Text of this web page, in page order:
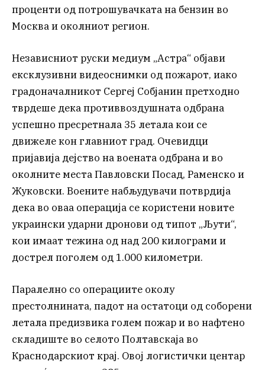
проценти од потрошувачката на бензин во
Москва и околниот регион.
Независниот руски медиум „Астра“ објави
ексклузивни видеоснимки од пожарот, иако
градоначалникот Сергеј Собјанин претходно
тврдеше дека противвоздушната одбрана
успешно пресретнала 35 летала кои се
движеле кон главниот град. Очевидци
пријавија дејство на воената одбрана и во
околните места Павловски Посад, Раменско и
Жуковски. Воените набљудувачи потврдија
дека во оваа операција се користени новите
украински ударни дронови од типот „Љути“,
кои имаат тежина од над 200 килограми и
дострел поголем од 1.000 километри.
Паралелно со операциите околу
престолнината, падот на остатоци од соборени
летала предизвика голем пожар и во нафтено
складиште во селото Полтавскаја во
Краснодарскиот крај. Овој логистички центар